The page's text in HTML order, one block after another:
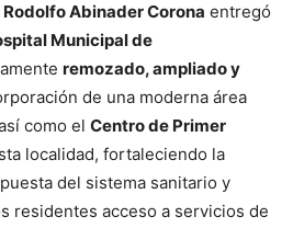
Abinader Corona entregó
Municipal de
remozado, ampliado y
de una moderna área
como el Centro de Primer
localidad, fortaleciendo la
del sistema sanitario y
residentes acceso a servicios de